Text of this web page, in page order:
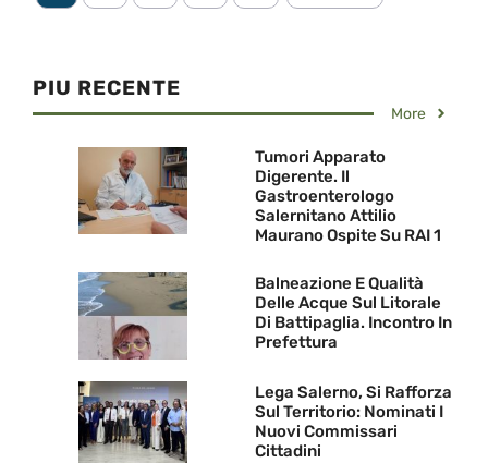
PIU RECENTE
More
Tumori Apparato
Digerente. Il
Gastroenterologo
Salernitano Attilio
Maurano Ospite Su RAI 1
Balneazione E Qualità
Delle Acque Sul Litorale
Di Battipaglia. Incontro In
Prefettura
Lega Salerno, Si Rafforza
Sul Territorio: Nominati I
Nuovi Commissari
Cittadini